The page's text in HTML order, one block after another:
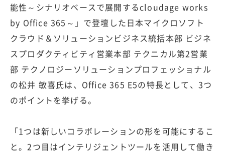
能性～シナリオベースで展開するcloudage works
by Office 365～」で登壇した日本マイクロソフト
クラウド＆ソリューションビジネス統括本部 ビジネ
スプロダクティビティ営業本部 テクニカル第2営業
部 テクノロジーソリューションプロフェッショナル
の松井 敏喜氏は、Office 365 E5の特長として、3つ
のポイントを挙げる。
「1つは新しいコラボレーションの形を可能にするこ
と。2つ目はインテリジェントツールを活用して働き